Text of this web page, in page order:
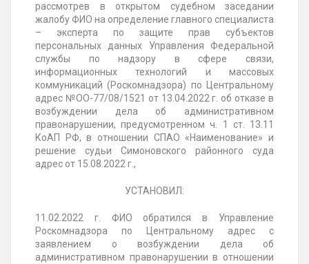
рассмотрев в открытом судебном заседании
жалобу ФИО на определение главного специалиста
– эксперта по защите прав субъектов
персональных данных Управления Федеральной
службы по надзору в сфере связи,
информационных технологий и массовых
коммуникаций (Роскомнадзора) по Центральному
адрес №ОО-77/08/1521 от 13.04.2022 г. об отказе в
возбуждении дела об административном
правонарушении, предусмотренном ч. 1 ст. 13.11
КоАП РФ, в отношении СПАО «Наименование» и
решение судьи Симоновского районного суда
адрес от 15.08.2022 г.,
УСТАНОВИЛ:
11.02.2022 г. ФИО обратился в Управление
Роскомнадзора по Центральному адрес с
заявлением о возбуждении дела об
административном правонарушении в отношении